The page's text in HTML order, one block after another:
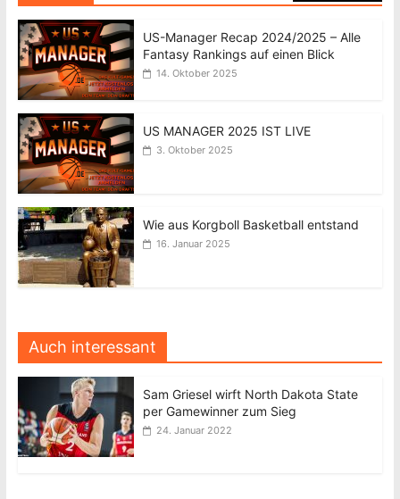
US-Manager Recap 2024/2025 – Alle
Fantasy Rankings auf einen Blick
14. Oktober 2025
US MANAGER 2025 IST LIVE
3. Oktober 2025
Wie aus Korgboll Basketball entstand
16. Januar 2025
Auch interessant
Sam Griesel wirft North Dakota State
per Gamewinner zum Sieg
24. Januar 2022